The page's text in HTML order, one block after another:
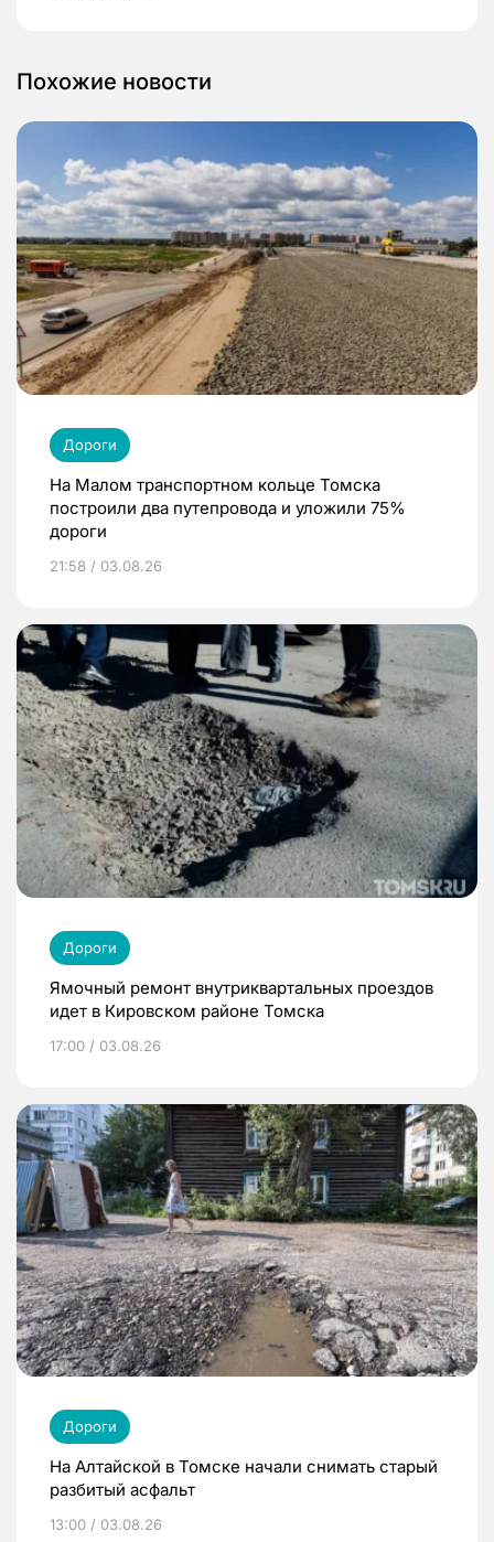
Похожие новости
Дороги
На Малом транспортном кольце Томска
построили два путепровода и уложили 75%
дороги
21:58 / 03.08.26
Дороги
Ямочный ремонт внутриквартальных проездов
идет в Кировском районе Томска
17:00 / 03.08.26
Дороги
На Алтайской в Томске начали снимать старый
разбитый асфальт
13:00 / 03.08.26